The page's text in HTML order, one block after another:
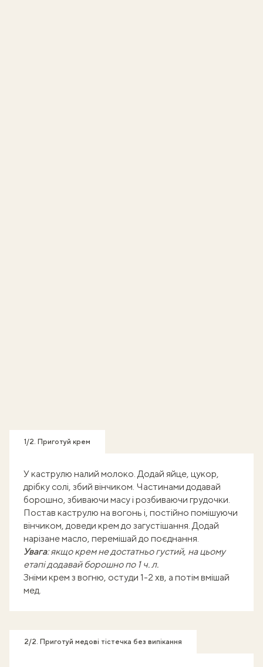
1/2. Приготуй крем
У каструлю налий молоко. Додай яйце, цукор,
дрібку солі, збий вінчиком. Частинами додавай
борошно, збиваючи масу і розбиваючи грудочки.
Постав каструлю на вогонь і, постійно помішуючи
вінчиком, доведи крем до загустішання. Додай
нарізане масло, перемішай до поєднання.
Увага: якщо крем не достатньо густий, на цьому
етапі додавай борошно по 1 ч. л.
Зніми крем з вогню, остуди 1-2 хв, а потім вмішай
мед.
2/2. Приготуй медові тістечка без випікання